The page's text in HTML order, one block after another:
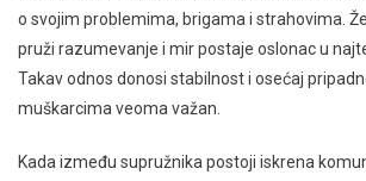
o svojim problemima, brigama i strahovima.
pruži razumevanje i mir postaje oslonac u
Takav odnos donosi stabilnost i osećaj
muškarcima veoma važan.
Kada između supružnika postoji iskrena